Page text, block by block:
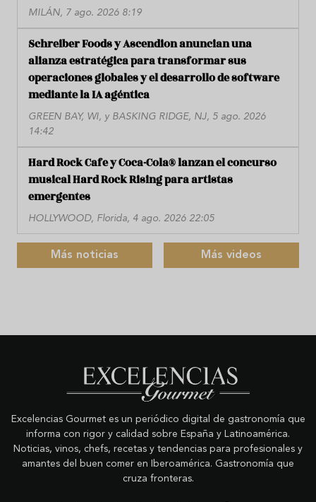
MILÁN, 7 ago. 2026 8:19
Schreiber Foods y Ascendion anuncian una
alianza estratégica para transformar sus
operaciones globales y el desarrollo de software
mediante la IA agéntica
GREEN BAY, WI, y BASKING RIDGE, NJ, 5 ago. 2026
14:42
Hard Rock Cafe y Coca-Cola® lanzan el concurso
musical Hard Rock Rising para artistas
emergentes
HOLLYWOOD, Florida, 4 ago. 2026 22:05
Más noticias Más videos
Excelencias Gourmet es un periódico digital de gastronomía que
informa con rigor y calidad sobre España y Latinoamérica.
Noticias, vinos, chefs, recetas y tendencias para profesionales y
amantes del buen comer en Iberoamérica. Gastronomía que
cruza fronteras.